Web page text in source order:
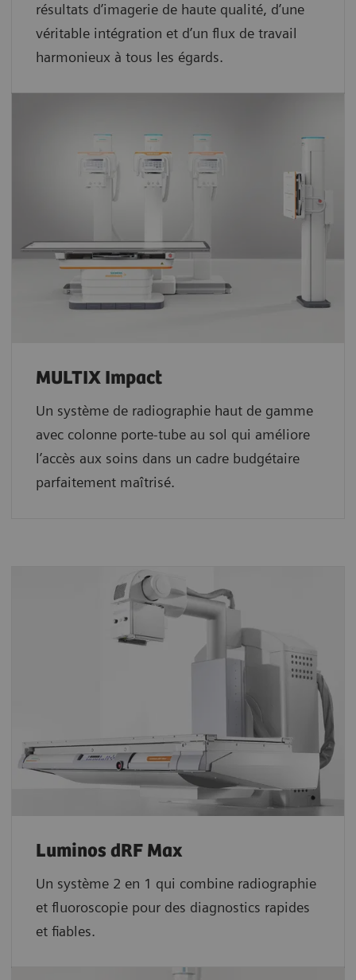
résultats d’imagerie de haute qualité, d’une
véritable intégration et d’un flux de travail
harmonieux à tous les égards.
MULTIX Impact
Un système de radiographie haut de gamme
avec colonne porte-tube au sol qui améliore
l’accès aux soins dans un cadre budgétaire
parfaitement maîtrisé.
Luminos dRF Max
Un système 2 en 1 qui combine radiographie
et fluoroscopie pour des diagnostics rapides
et fiables.